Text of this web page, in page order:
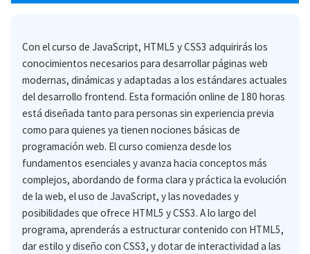
Con el curso de JavaScript, HTML5 y CSS3 adquirirás los
conocimientos necesarios para desarrollar páginas web
modernas, dinámicas y adaptadas a los estándares actuales
del desarrollo frontend. Esta formación online de 180 horas
está diseñada tanto para personas sin experiencia previa
como para quienes ya tienen nociones básicas de
programación web. El curso comienza desde los
fundamentos esenciales y avanza hacia conceptos más
complejos, abordando de forma clara y práctica la evolución
de la web, el uso de JavaScript, y las novedades y
posibilidades que ofrece HTML5 y CSS3. A lo largo del
programa, aprenderás a estructurar contenido con HTML5,
dar estilo y diseño con CSS3, y dotar de interactividad a las